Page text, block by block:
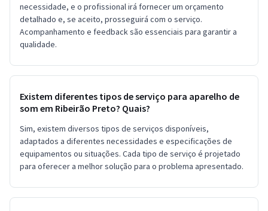
necessidade, e o profissional irá fornecer um orçamento
detalhado e, se aceito, prosseguirá com o serviço.
Acompanhamento e feedback são essenciais para garantir a
qualidade.
Existem diferentes tipos de serviço para aparelho de
som em Ribeirão Preto? Quais?
Sim, existem diversos tipos de serviços disponíveis,
adaptados a diferentes necessidades e especificações de
equipamentos ou situações. Cada tipo de serviço é projetado
para oferecer a melhor solução para o problema apresentado.